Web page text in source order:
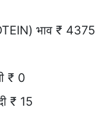
भाव ₹ 4375
₹ 0
₹ 15